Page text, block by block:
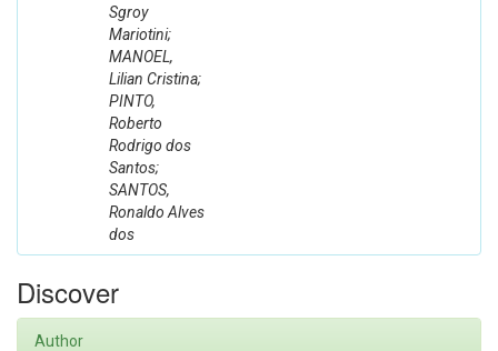
Sgroy
Mariotini;
MANOEL,
Lilian Cristina;
PINTO,
Roberto
Rodrigo dos
Santos;
SANTOS,
Ronaldo Alves
dos
Discover
Author